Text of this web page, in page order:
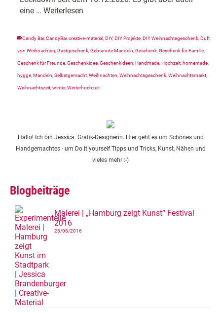
eine … Weiterlesen
Candy Bar,CandyBar,creative-material DIY, DIY Projekte DIY Weihnachtsgeschenk Duft
von Weihnachten Gastgeschenk Gebrannte Mandeln Geschenk Geschenk für Familie
Geschenk für Freunde Geschenkidee Geschenkideen Handmade Hochzeit homemade
hygge Mandeln Selbstgemacht Weihnachten Weihnachtsgeschenk Weihnachtsmarkt
Weihnachtszeit winter,Winterhochzeit
Hallo! Ich bin Jessica. Grafik-Designerin. Hier geht es um Schönes und
Handgemachtes - um Do it yourself Tipps und Tricks, Kunst, Nähen und
vieles mehr :-)
Blogbeiträge
Malerei | „Hamburg zeigt Kunst“ Festival
2016
28/08/2016